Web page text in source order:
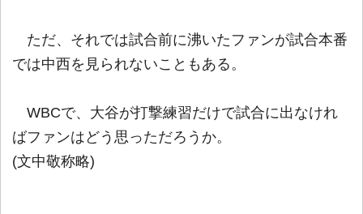
ただ、それでは試合前に沸いたファンが試合本番
では中西を見られないこともある。
WBCで、大谷が打撃練習だけで試合に出なけれ
ばファンはどう思っただろうか。
(文中敬称略)